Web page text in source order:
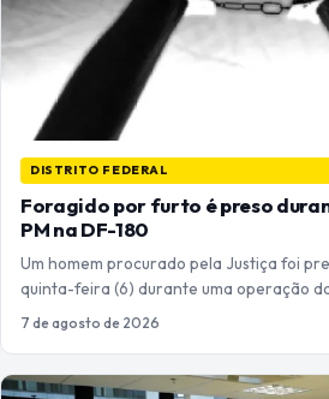
DISTRITO FEDERAL
Foragido por furto é preso
PM na DF-180
Um homem procurado pela Justiça foi
quinta-feira (6) durante uma operação
7 de agosto de 2026